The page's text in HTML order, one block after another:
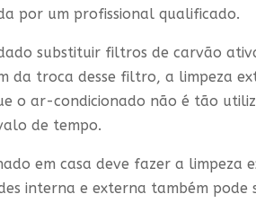
por um profissional qualificado.
substituir filtros de carvão
da troca desse filtro, a limpeza
o ar-condicionado não é tão
de tempo.
em casa deve fazer a limpeza
interna e externa também pode